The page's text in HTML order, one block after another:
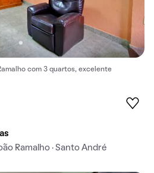
com 3 quartos, excelente
Ramalho · Santo André